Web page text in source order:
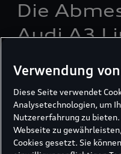
Die
Audi A3
Verwendung
Diese Seite verwendet
Analysetechnologien, um
Nutzererfahrung zu
Webseite zu
Cookies gesetzt. Sie